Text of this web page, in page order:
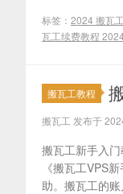
标签： 2024 搬瓦
瓦工续费教程 2024
搬瓦工教程
搬瓦工 发布于
搬瓦工新手入
《搬瓦工VPS
助。搬瓦工的